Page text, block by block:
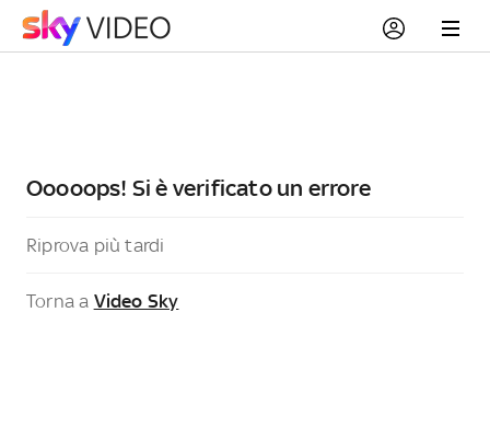
Ooooops! Si è verificato un errore
Riprova più tardi
Torna a Video Sky